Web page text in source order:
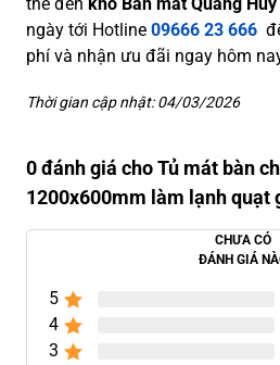
ngày tới Hotline 09666 23 666
phí và nhận ưu đãi ngay hôm
Thời gian cập nhật: 04/03/2026
0 đánh giá cho Tủ mát bàn
1200x600mm làm lạnh quạt
CHƯA CÓ
ĐÁNH GIÁ
5
4
3